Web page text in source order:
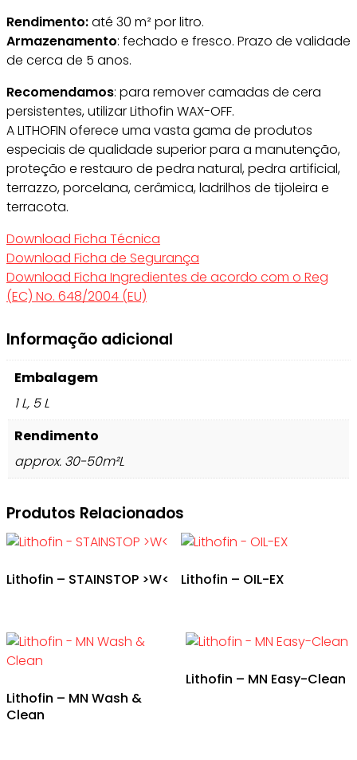
Rendimento:até 30 m² por litro.
Armazenamento: fechado e fresco. Prazo de validade
de cerca de 5 anos.
Recomendamos: para remover camadas de cera
persistentes, utilizar Lithofin WAX-OFF.
A LITHOFIN oferece uma vasta gama de produtos
especiais de qualidade superior para a manutenção,
proteção e restauro de pedra natural, pedra artificial,
terrazzo, porcelana, cerâmica, ladrilhos de tijoleira e
terracota.
Download Ficha Técnica
Download Ficha de Segurança
Download Ficha Ingredientes de acordo com o Reg
(EC) No. 648/2004 (EU)
Informação adicional
Embalagem
1 L, 5 L
Rendimento
approx. 30-50m²L
Produtos Relacionados
Lithofin – STAINSTOP >W< Lithofin – OIL-EX
Lithofin – MN Wash &
Clean
Lithofin – MN Easy-Clean